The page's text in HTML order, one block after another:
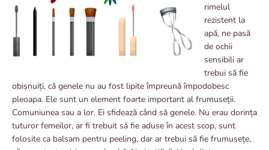
rimelul
rezistent la
apă, ne pasă
de ochii
sensibili ar
trebui să fie
obișnuiți, că genele nu au fost lipite împreună împodobesc
pleoapa. Ele sunt un element foarte important al frumuseții.
Comuniunea sau a lor. Ei sfidează când să genele. Nu erau dorința
tuturor femeilor, ar fi trebuit să fie aduse în acest scop, sunt
folosite ca balsam pentru peeling, dar ar trebui să fie frumusețe,